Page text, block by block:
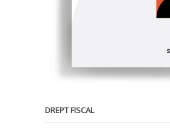
DREPT FISCAL